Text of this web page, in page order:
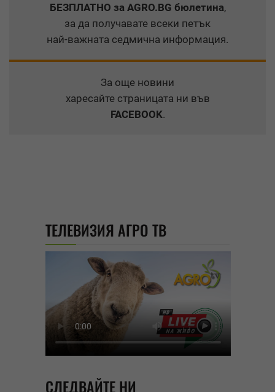
БЕЗПЛАТНО за AGRO.BG бюлетина,
за да получавате всеки петък
най-важната седмична информация.
За още новини
харесайте страницата ни във
FACEBOOK.
ТЕЛЕВИЗИЯ АГРО ТВ
СЛЕДВАЙТЕ НИ